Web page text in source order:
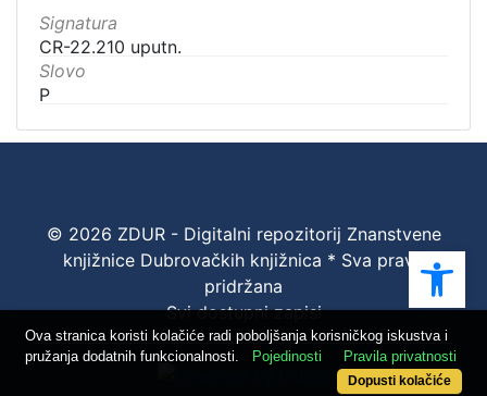
Signatura
CR-22.210 uputn.
Slovo
P
© 2026 ZDUR - Digitalni repozitorij Znanstvene
knjižnice Dubrovačkih knjižnica * Sva prava
pridržana
Svi dostupni zapisi
Ova stranica koristi kolačiće radi poboljšanja korisničkog iskustva i
pružanja dodatnih funkcionalnosti.
Pojedinosti Pravila privatnosti
Dopusti kolačiće